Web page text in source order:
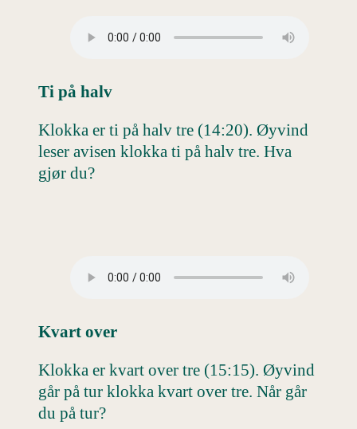
Ti på halv
Klokka er ti på halv tre (14:20). Øyvind
leser avisen klokka ti på halv tre. Hva
gjør du?
Kvart over
Klokka er kvart over tre (15:15). Øyvind
går på tur klokka kvart over tre. Når går
du på tur?